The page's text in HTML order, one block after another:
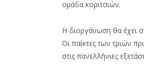
ομάδα κοριτσιών.
Η διοργάνωση θα έχει
Οι παίκτες των τριών
στις πανελλήνιες